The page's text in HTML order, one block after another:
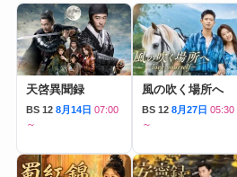
天啓異聞録
BS 12 8月14日 07:00
～
風の吹く場所へ
BS 12 8月27日 05:30
～